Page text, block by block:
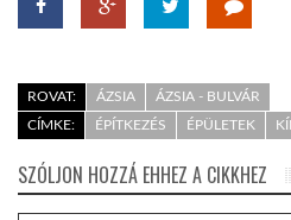
ROVAT: ÁZSIA
ÁZSIA - BULVÁR
CÍMKE:
ÉPÍTKEZÉS ÉPÜLETEK
SZÓLJON HOZZÁ EHHEZ A CIKKHEZ